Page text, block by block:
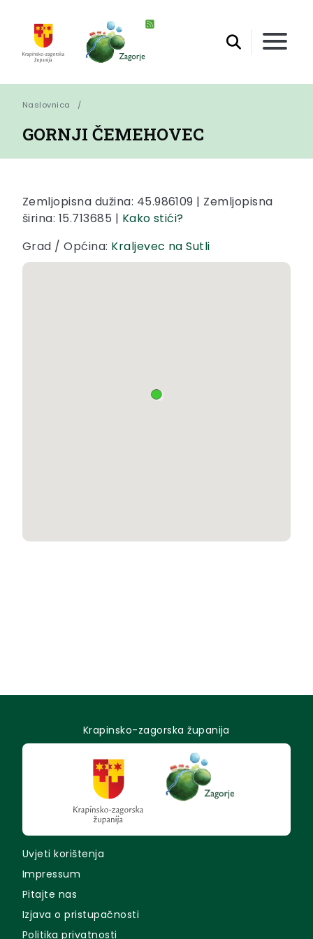
Naslovnica
GORNJI ČEMEHOVEC
Zemljopisna dužina: 45.986109 | Zemljopisna
širina: 15.713685 | Kako stići?
Grad / Općina: Kraljevec na Sutli
Krapinsko-zagorska županija
Uvjeti korištenja
Impressum
Pitajte nas
Izjava o pristupačnosti
Politika privatnosti